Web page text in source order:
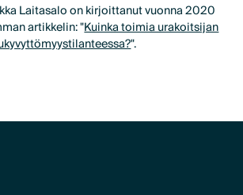
Laitasalo on kirjoittanut vuonna 2020
artikkelin: "Kuinka toimia urakoitsijan
".